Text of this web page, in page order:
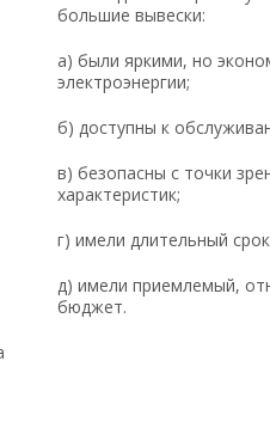
большие вывески:
а) были яркими, но
электроэнергии;
б) доступны к
в) безопасны с точки
характеристик;
г) имели длительный
д) имели приемлемый,
бюджет.